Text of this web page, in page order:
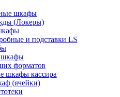
шкафы
(Локеры)
и подставки LS
форматов
шкафы кассира
(ячейки)